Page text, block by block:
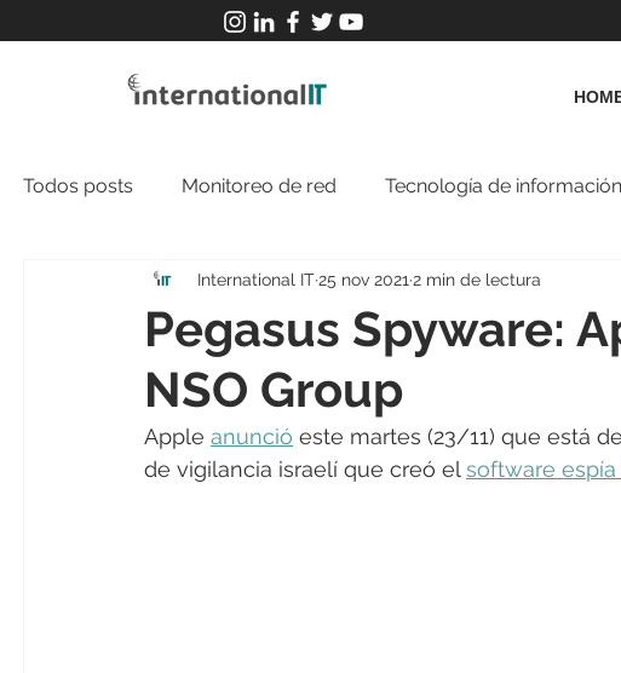
Todos posts Monitoreo de red Tecnología de información
Pegasus Spyware:
NSO Group
International IT25 nov 2021 2 min de lectura
Apple anunció este martes (23/11) que está
de vigilancia israelí que creó el software espía